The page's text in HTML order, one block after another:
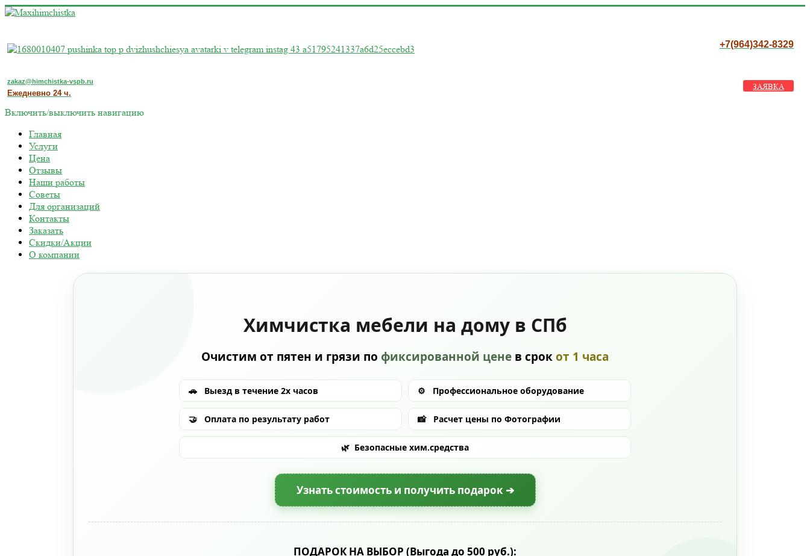
+7(964)342-8329
zakaz@himchistka-vspb.ru
Ежедневно 24 ч.
ЗАЯВКА
Включить/выключить навигацию
Главная
Услуги
Цена
Отзывы
Наши работы
Советы
Для организаций
Контакты
Заказать
Скидки/Акции
О компании
Химчистка мебели на дому в СПб
Очистим от пятен и грязи по фиксированной цене в срокот 1 часа
🚗 Выезд в течение 2х часов ⚙️ Профессиональное оборудование
🤝 Оплата по результату работ 📸 Расчет цены по Фотографии
🌿 Безопасные хим.средства
Узнать стоимость и получить подарок ➔
ПОДАРОК НА ВЫБОР (Выгода до 500 руб.):